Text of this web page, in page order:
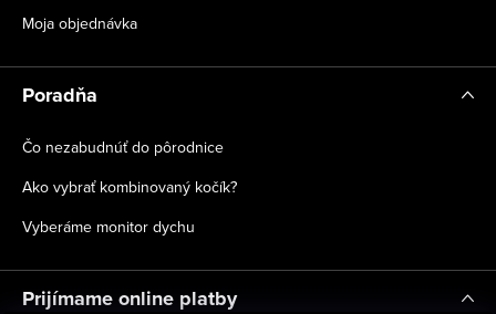
Moja objednávka
Poradňa
Čo nezabudnúť do pôrodnice
Ako vybrať kombinovaný kočík?
Vyberáme monitor dychu
Prijímame online platby